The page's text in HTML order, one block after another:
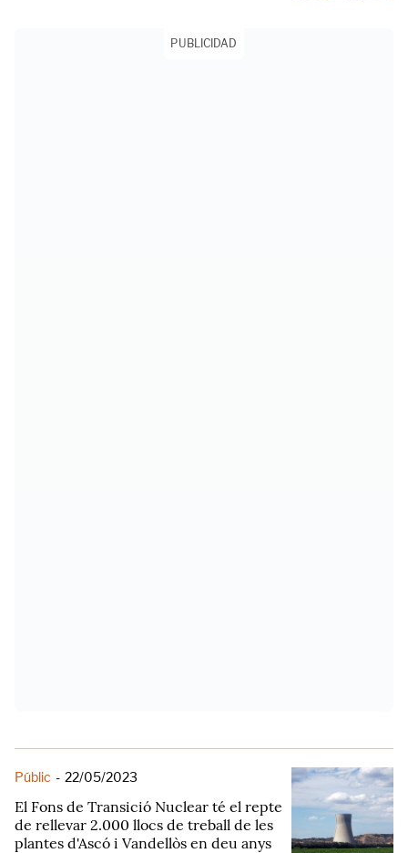
PUBLICIDAD
Públic - 22/05/2023
El Fons de Transició Nuclear té el repte
de rellevar 2.000 llocs de treball de les
plantes d'Ascó i Vandellòs en deu anys